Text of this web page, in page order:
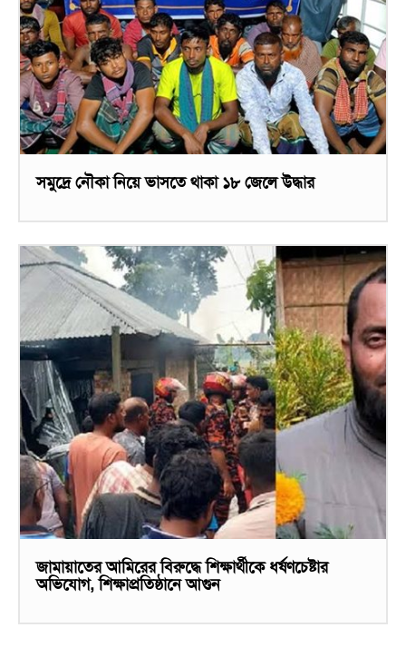
সমুদ্রে নৌকা নিয়ে ভাসতে থাকা ১৮ জেলে উদ্ধার
জামায়াতের আমিরের বিরুদ্ধে শিক্ষার্থীকে ধর্ষণচেষ্টার
অভিযোগ, শিক্ষাপ্রতিষ্ঠানে আগুন